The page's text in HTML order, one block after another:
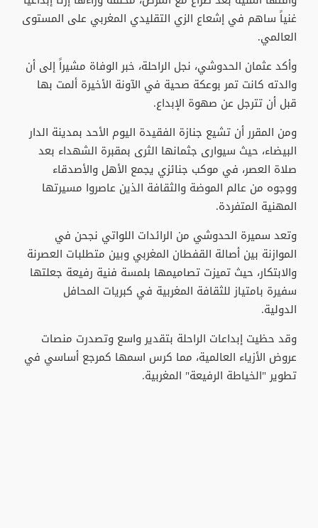
غنياً ساهم في إشعاع الزي التقليدي المغربي على المستوى
العالمي.
وأكد عثمان الحدوشي، نجل الراحلة، خبر الوفاة مشيراً إلى أن
والدته كانت تمر بوعكة صحية في الآونة الأخيرة ألمت بها
قبل أن تترجل عن صهوة الإبداع.
​ومن المقرر أن تشيع جنازة الفقيدة اليوم الأحد بمدينة الدار
البيضاء، حيث سيوارى جثمانها الثرى بمقبرة الشهداء بعد
صلاة العصر، في موكب جنائزي يجمع الأهل والأصدقاء
ووجوه من عالم الموضة والثقافة الذين عاصروا مسيرتها
المهنية المتفردة.
​وتعد سميرة الحدوشي من الرائدات اللواتي نجحن في
الموازنة بين أصالة القفطان المغربي وبين متطلبات العصرنة
والابتكار، حيث تميزت تصاميمها بلمسة فنية رفيعة جعلتها
سفيرة بامتياز للثقافة المغربية في كبريات المحافل
الدولية.
وقد حظيت إبداعات الراحلة بتقدير واسع وتصدرت منصات
عروض الأزياء العالمية، مما كرس اسمها كمرجع أساسي في
تطوير "الخياطة الرفيعة" المغربية.